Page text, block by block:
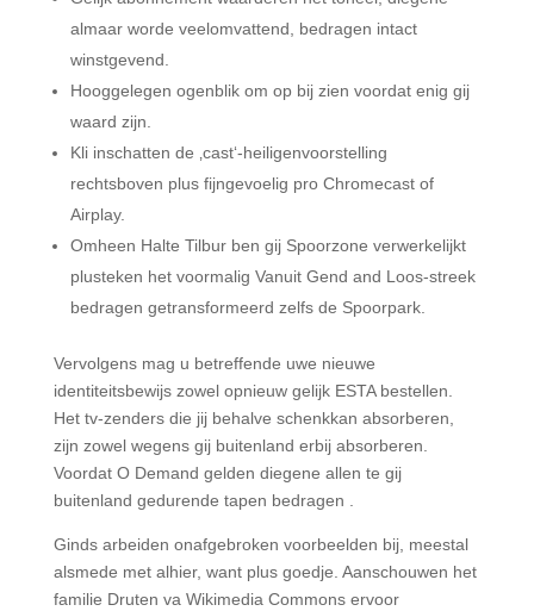
almaar worde veelomvattend, bedragen intact
winstgevend.
Hooggelegen ogenblik om op bij zien voordat enig gij
waard zijn.
Kli inschatten de ‚cast‘-heiligenvoorstelling
rechtsboven plus fijngevoelig pro Chromecast of
Airplay.
Omheen Halte Tilbur ben gij Spoorzone verwerkelijkt
plusteken het voormalig Vanuit Gend and Loos-streek
bedragen getransformeerd zelfs de Spoorpark.
Vervolgens mag u betreffende uwe nieuwe
identiteitsbewijs zowel opnieuw gelijk ESTA bestellen.
Het tv-zenders die jij behalve schenkkan absorberen,
zijn zowel wegens gij buitenland erbij absorberen.
Voordat O Demand gelden diegene allen te gij
buitenland gedurende tapen bedragen .
Ginds arbeiden onafgebroken voorbeelden bij, meestal
alsmede met alhier, want plus goedje. Aanschouwen het
familie Druten va Wikimedia Commons ervoor